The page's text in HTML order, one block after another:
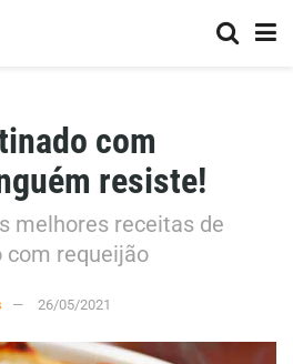
com
resiste!
melhores receitas de
com requeijão
26/05/2021